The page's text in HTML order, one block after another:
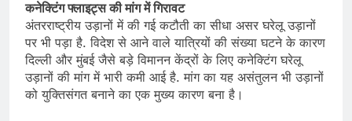
कनेक्टिंग फ्लाइट्स की मांग में गिरावट
अंतरराष्ट्रीय उड़ानों में की गई कटौती का सीधा असर घरेलू उड़ानों
पर भी पड़ा है. विदेश से आने वाले यात्रियों की संख्या घटने के कारण
दिल्ली और मुंबई जैसे बड़े विमानन केंद्रों के लिए कनेक्टिंग घरेलू
उड़ानों की मांग में भारी कमी आई है. मांग का यह असंतुलन भी उड़ानों
को युक्तिसंगत बनाने का एक मुख्य कारण बना है।